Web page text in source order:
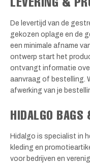
De levertijd van de
gekozen oplage en de
een minimale afname
ontwerp start het
ontvangt informatie
aanvraag of bestelling.
afwerking van je
HIDALGO BAGS
Hidalgo is specialist in
kleding en
voor bedrijven en